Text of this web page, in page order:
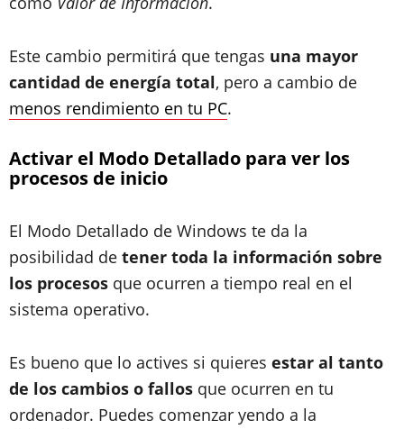
Este cambio permitirá que tengas una mayor
cantidad de energía total, pero a cambio de
menos rendimiento en tu PC.
Activar el Modo Detallado para ver los
procesos de inicio
El Modo Detallado de Windows te da la
posibilidad de tener toda la información sobre
los procesos que ocurren a tiempo real en el
sistema operativo.
Es bueno que lo actives si quieres estar al tanto
de los cambios o fallos que ocurren en tu
ordenador. Puedes comenzar yendo a la